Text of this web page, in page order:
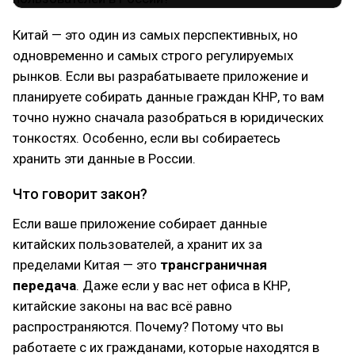
Китай — это один из самых перспективных, но
одновременно и самых строго регулируемых
рынков. Если вы разрабатываете приложение и
планируете собирать данные граждан КНР, то вам
точно нужно сначала разобраться в юридических
тонкостях. Особенно, если вы собираетесь
хранить эти данные в России.
Что говорит закон?
Если ваше приложение собирает данные
китайских пользователей, а хранит их за
пределами Китая — это трансграничная
передача. Даже если у вас нет офиса в КНР,
китайские законы на вас всё равно
распространяются. Почему? Потому что вы
работаете с их гражданами, которые находятся в